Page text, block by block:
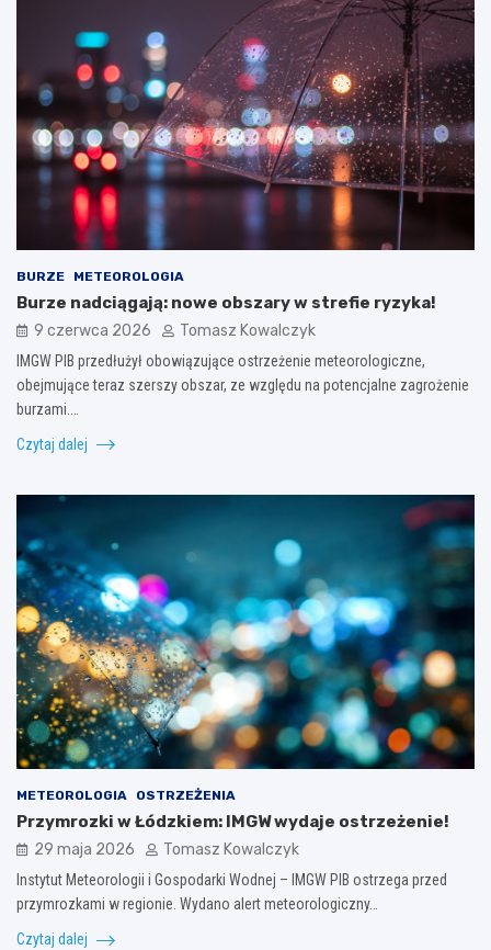
BURZE METEOROLOGIA
Burze nadciągają: nowe obszary w strefie ryzyka!
9 czerwca 2026 Tomasz Kowalczyk
IMGW PIB przedłużył obowiązujące ostrzeżenie meteorologiczne,
obejmujące teraz szerszy obszar, ze względu na potencjalne zagrożenie
burzami.…
Czytaj dalej
METEOROLOGIA OSTRZEŻENIA
Przymrozki w Łódzkiem: IMGW wydaje ostrzeżenie!
29 maja 2026 Tomasz Kowalczyk
Instytut Meteorologii i Gospodarki Wodnej – IMGW PIB ostrzega przed
przymrozkami w regionie. Wydano alert meteorologiczny…
Czytaj dalej